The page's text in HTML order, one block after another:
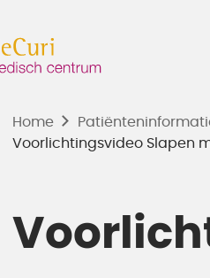
Home
Voorlichtingsvideo Slapen